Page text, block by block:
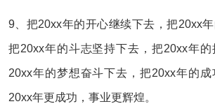
9、把20xx年的开心继续下去，把20xx年
把20xx年的斗志坚持下去，把20xx年
20xx年的梦想奋斗下去，把20xx年的
20xx年更成功，事业更辉煌。